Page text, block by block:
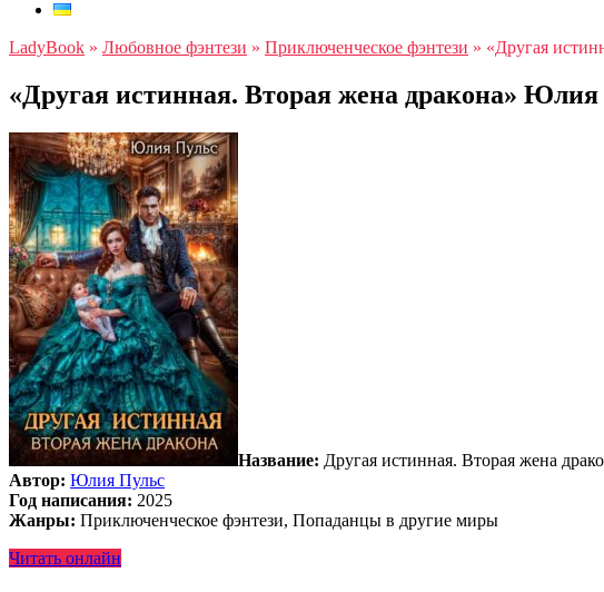
LadyBook » Любовное фэнтези » Приключенческое фэнтези » «Другая
«Другая истинная. Вторая жена дракона»
Название: Другая истинная. Вторая жена
Автор: Юлия Пульс
Год написания: 2025
Жанры: Приключенческое фэнтези, Попаданцы в другие миры
Читать онлайн